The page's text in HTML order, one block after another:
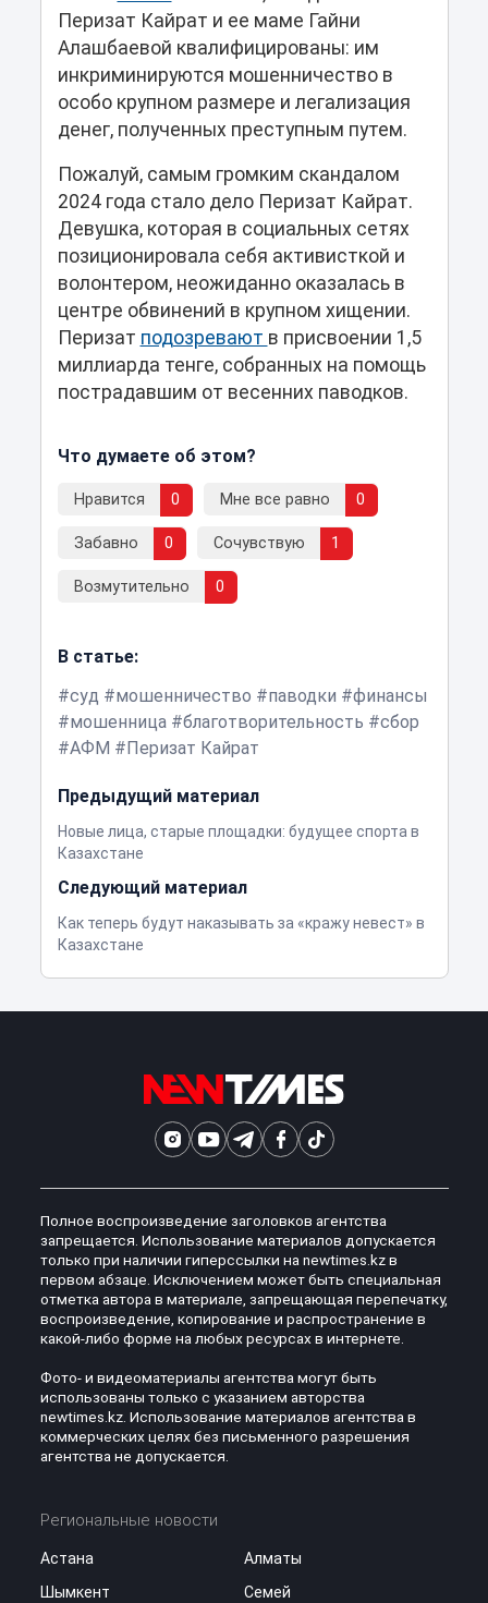
Перизат Кайрат и ее маме Гайни
Алашбаевой квалифицированы: им
инкриминируются мошенничество в
особо крупном размере и легализация
денег, полученных преступным путем.
Пожалуй, самым громким скандалом
2024 года стало дело Перизат Кайрат.
Девушка, которая в социальных сетях
позиционировала себя активисткой и
волонтером, неожиданно оказалась в
центре обвинений в крупном хищении.
Перизат подозревают в присвоении 1,5
миллиарда тенге, собранных на помощь
пострадавшим от весенних паводков.
Что думаете об этом?
Нравится 0 Мне все равно 0
Забавно 0 Сочувствую 1
Возмутительно 0
В статье:
суд
мошенничество паводки
финансы
мошенница
благотворительность
сбор
АФМ
Перизат Кайрат
Предыдущий материал
Новые лица, старые площадки: будущее спорта в
Казахстане
Следующий материал
Как теперь будут наказывать за «кражу невест» в
Казахстане
Полное воспроизведение заголовков агентства
запрещается. Использование материалов допускается
только при наличии гиперссылки на newtimes.kz в
первом абзаце. Исключением может быть специальная
отметка автора в материале, запрещающая перепечатку,
воспроизведение, копирование и распространение в
какой-либо форме на любых ресурсах в интернете.
Фото- и видеоматериалы агентства могут быть
использованы только с указанием авторства
newtimes.kz. Использование материалов агентства в
коммерческих целях без письменного разрешения
агентства не допускается.
Региональные новости
Астана
Алматы
Шымкент
Семей